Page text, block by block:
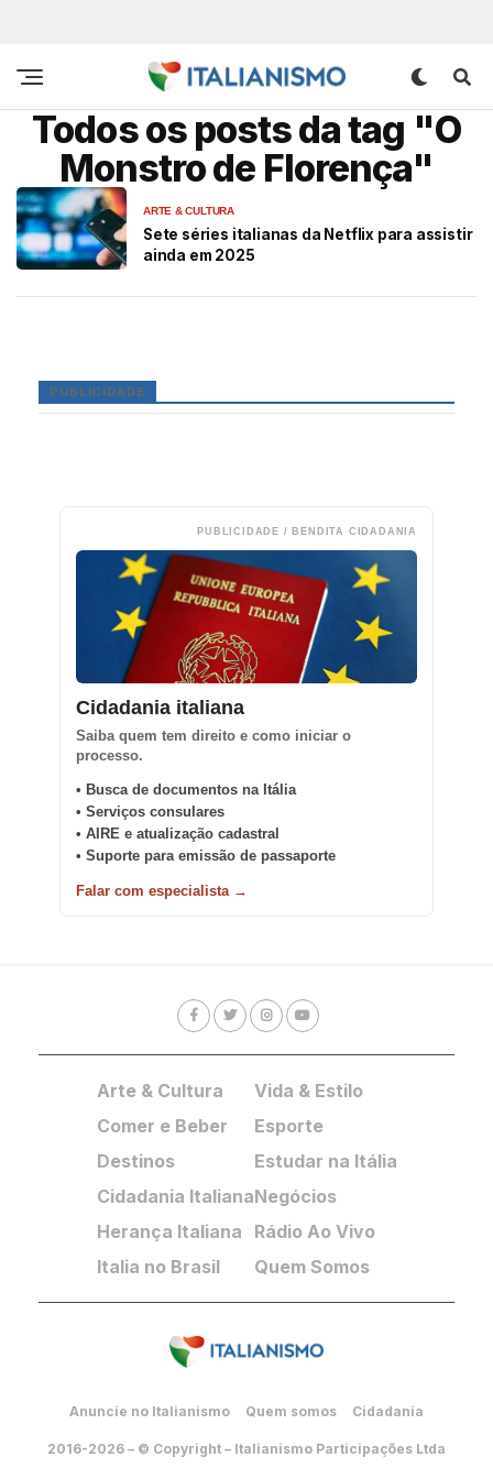
Todos os posts da tag "O
Monstro de Florença"
ARTE & CULTURA
Sete séries italianas da Netflix para assistir
ainda em 2025
PUBLICIDADE
PUBLICIDADE / BENDITA CIDADANIA
Cidadania italiana
Saiba quem tem direito e como iniciar o
processo.
• Busca de documentos na Itália
• Serviços consulares
• AIRE e atualização cadastral
• Suporte para emissão de passaporte
Falar com especialista →
Arte & Cultura
Comer e Beber
Destinos
Cidadania Italiana
Herança Italiana
Italia no Brasil
Vida & Estilo
Esporte
Estudar na Itália
Negócios
Rádio Ao Vivo
Quem Somos
Anuncie no Italianismo Quem somos Cidadania
2016-2026 – © Copyright – Italianismo Participações Ltda